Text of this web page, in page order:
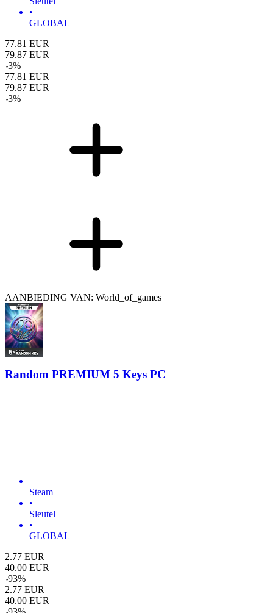
•
GLOBAL
77.81 EUR
79.87 EUR
-3%
77.81 EUR
79.87 EUR
-3%
AANBIEDING VAN: World_of_games
Random PREMIUM 5 Keys PC
Steam
•
Sleutel
•
GLOBAL
2.77 EUR
40.00 EUR
-93%
2.77 EUR
40.00 EUR